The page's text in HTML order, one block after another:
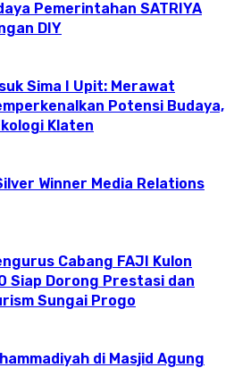
Pemerintahan SATRIYA
DIY
Sima I Upit: Merawat
Potensi Budaya,
Klaten
Winner Media Relations
Cabang FAJI Kulon
Siap Dorong Prestasi dan
Sungai Progo
di Masjid Agung